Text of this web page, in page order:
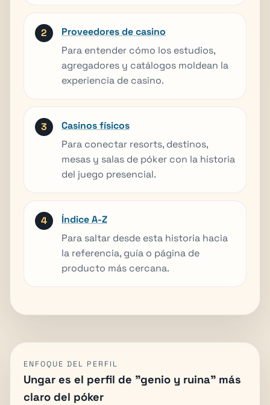
Proveedores de casino
Para entender cómo los estudios,
agregadores y catálogos moldean la
experiencia de casino.
Casinos físicos
Para conectar resorts, destinos,
mesas y salas de póker con la historia
del juego presencial.
Índice A-Z
Para saltar desde esta historia hacia
la referencia, guía o página de
producto más cercana.
ENFOQUE DEL PERFIL
Ungar es el perfil de "genio y ruina" más
claro del póker